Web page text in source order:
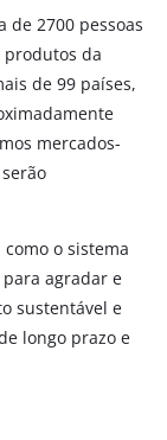
de 2700 pessoas
produtos da
de 99 países,
mercados-
o sistema
para agradar e
sustentável e
longo prazo e